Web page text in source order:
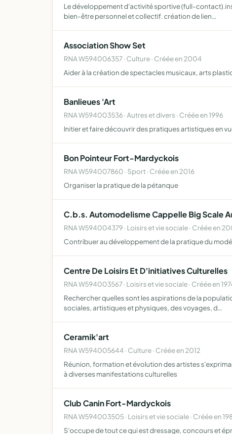
Le développement d'activité sportive (full-
bien-être personnel et collectif. création de lien…
Association Show Set
RNA W594006357 · Culture · Créée en 2004
Aider à la création de spectacles musicaux, arts
Banlieues 'Art
RNA W594003536 · Autres et divers · Créée en 1996
Initier et faire découvrir des pratiques artistiques en
Bon Pointeur Fort-Mardyckois
RNA W594007860 · Sport · Créée en 2016
Organiser la pratique de la pétanque
C.b.s. Automodelisme Cappelle Big Scale
RNA W594004379 · Loisirs et vie sociale · Créée en
Contribuer au développement de la pratique du
Centre De Loisirs Et D'initiatives Culturelles
RNA W594003567 · Loisirs et vie sociale · Créée en
Rechercher quelles sont les aspirations de la
sociales, artistiques et physiques, des voyages, d…
Ceramik'art
RNA W594005644 · Culture · Créée en 2012
Réunion, formation et évolution des artistes
à diverses manifestations culturelles
Club Canin Fort-Mardyckois
RNA W594003505 · Loisirs et vie sociale · Créée en
S'occupe de tout ce qui est dressage, concours et